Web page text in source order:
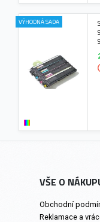
VÝHODNÁ SADA
VŠE O
Obchodní
Reklamace a